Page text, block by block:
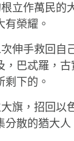
立作萬民的
榮耀。
伸手救回自
，巴忒羅，
下的。
旗，招回以
散的猶大人